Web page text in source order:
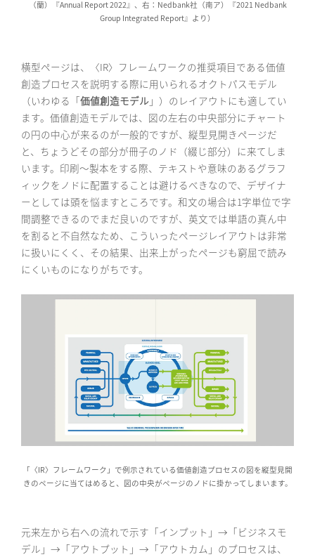
（蘭）『Annual Report 2022』、右：Nedbank社（南ア）『2021 Nedbank
Group Integrated Report』より）
横型ページは、〈IR〉フレームワークの推奨項目である価値
創造プロセスを説明する際に用いられるオクトパスモデル
（いわゆる「価値創造モデル 」）のレイアウトにも適してい
ます。価値創造モデルでは、図の左右の中央部分にチャート
の円の中心が来るのが一般的ですが、縦型見開きページだ
と、ちょうどその部分が冊子のノド（綴じ部分）に来てしま
います。印刷〜製本をする際、テキストや意味のあるグラフ
ィックをノドに配置することは避けるべきなので、デザイナ
ーとしては頭を悩ますところです。和文の場合は1字単位で字
間調整できるのでまだ良いのですが、英文では単語の真ん中
を割ると不自然なため、こういったページレイアウトは非常
に扱いにくく、その結果、出来上がったページも窮屈で読み
にくいものになりがちです。
「〈IR〉フレームワーク」で例示されている価値創造プロセスの図を縦型見開
きのページに当てはめると、図の中央がページのノドに掛かってしまいます。
元来左から右への流れで示す「インプット」→「ビジネスモ
デル」→「アウトプット」→「アウトカム」のプロセスは、